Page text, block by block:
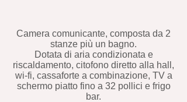
Camera comunicante, composta da 2
stanze più un bagno.
Dotata di aria condizionata e
riscaldamento, citofono diretto alla hall,
wi-fi, cassaforte a combinazione, TV a
schermo piatto fino a 32 pollici e frigo
bar.